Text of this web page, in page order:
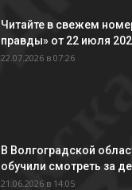
Читайте в свежем
правды» от 22 июля
22.07.2026 в 07:26
В Волгоградской
обучили смотреть за
21.06.2026 в 14:05